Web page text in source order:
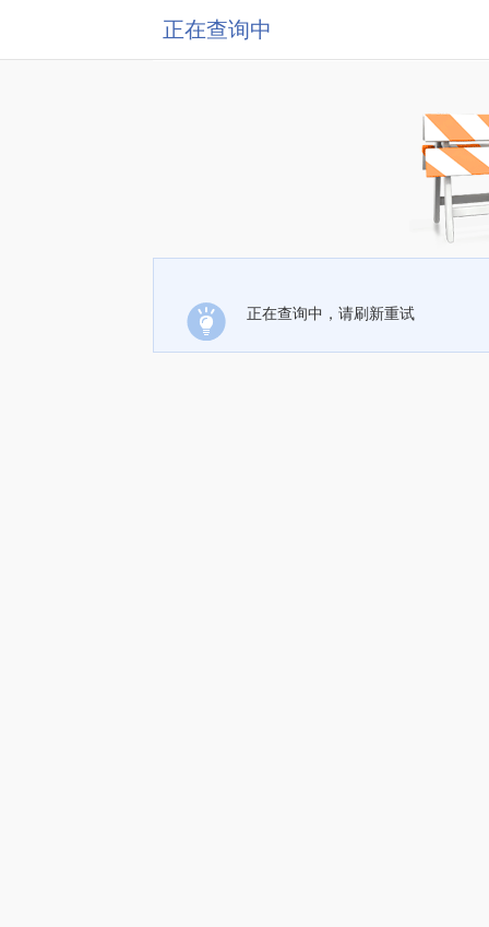
正在查询中
正在查询中，请刷新重试